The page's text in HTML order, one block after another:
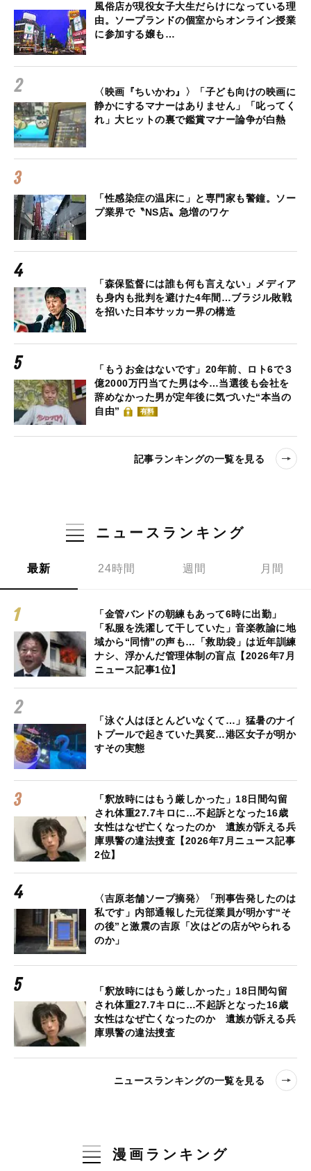
風俗店が現役女子大生だらけになっている理
由。ソープランドの個室からオンライン授業
に参加する嬢も…
〈映画『ちいかわ』〉「子ども向けの映画に
静かにするマナーはありません」「叱ってく
れ」大ヒットの裏で鑑賞マナー論争が白熱
「性感染症の温床に」と専門家も警鐘。ソー
プ業界で〝NS店〟急増のワケ
「森保監督には誰も何も言えない」メディア
も身内も批判を避けた4年間…ブラジル敗戦
を招いた日本サッカー界の構造
「もうお金はないです」20年前、ロト6で３
億2000万円当てた男は今…当選後も会社を
辞めなかった男が定年後に気づいた“本当の
自由”
有料
記事ランキングの一覧を見る
ニュースランキング
最新 24時間 週間 月間
「金管バンドの朝練もあって6時に出勤」
「私服を洗濯して干していた」音楽教諭に地
域から“同情”の声も…「救助袋」は近年訓練
ナシ、浮かんだ管理体制の盲点【2026年7月
ニュース記事1位】
「泳ぐ人はほとんどいなくて…」猛暑のナイ
トプールで起きていた異変…港区女子が明か
すその実態
「釈放時にはもう厳しかった」18日間勾留
され体重27.7キロに…不起訴となった16歳
女性はなぜ亡くなったのか 遺族が訴える兵
庫県警の違法捜査【2026年7月ニュース記事
2位】
〈吉原老舗ソープ摘発〉「刑事告発したのは
私です」内部通報した元従業員が明かす“そ
の後”と激震の吉原「次はどの店がやられる
のか」
「釈放時にはもう厳しかった」18日間勾留
され体重27.7キロに…不起訴となった16歳
女性はなぜ亡くなったのか 遺族が訴える兵
庫県警の違法捜査
ニュースランキングの一覧を見る
漫画ランキング